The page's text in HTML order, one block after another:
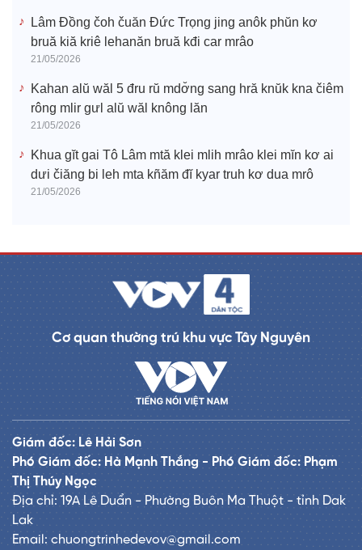
Lâm Đồng čoh čuăn Đức Trọng jing anôk phŭn kơ
bruă kiă kriê lehanăn bruă kđi car mrâo
21/05/2026
Kahan alŭ wăl 5 đru rŭ mdơ̆ng sang hră knŭk kna čiêm
rông mlir gưl alŭ wăl knông lăn
21/05/2026
Khua gĭt gai Tô Lâm mtă klei mlih mrâo klei mĭn kơ ai
dưi čiăng bi leh mta kñăm đĭ kyar truh kơ dua mrô
21/05/2026
Cơ quan thường trú khu vực Tây Nguyên
Giám đốc: Lê Hải Sơn
Phó Giám đốc: Hà Mạnh Thắng - Phó Giám đốc: Phạm
Thị Thúy Ngọc
Địa chỉ: 19A Lê Duẩn - Phường Buôn Ma Thuột - tỉnh Dak
Lak
Email: chuongtrinhedevov@gmail.com